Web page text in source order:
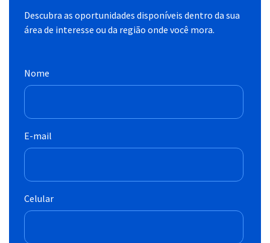
Descubra as oportunidades disponíveis dentro da sua
área de interesse ou da região onde você mora.
Nome
E-mail
Celular